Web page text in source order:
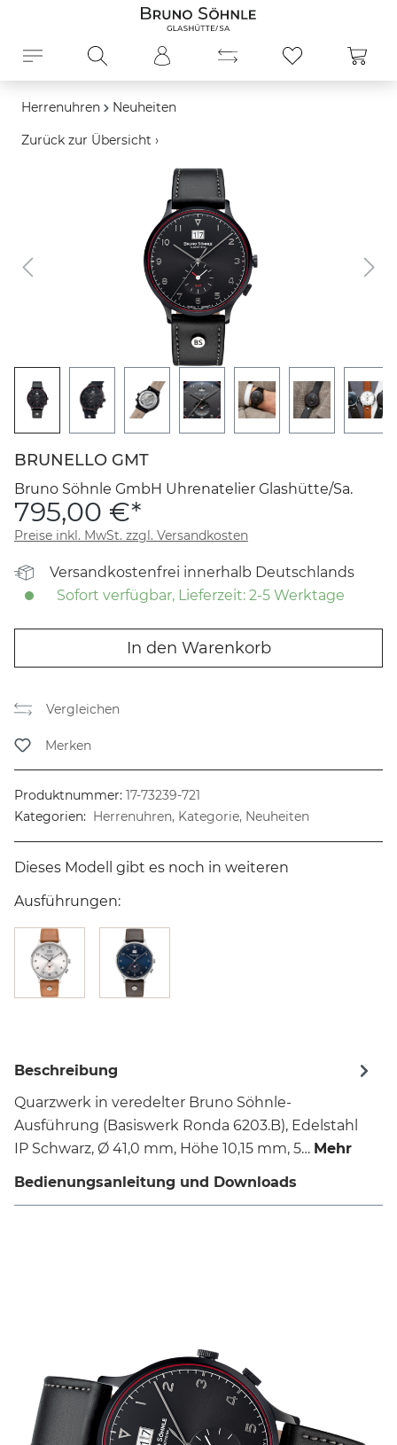
Herrenuhren Neuheiten
Zurück zur Übersicht ›
Bildergalerie überspringen
BRUNELLO GMT
Bruno Söhnle GmbH Uhrenatelier Glashütte/Sa.
795,00 €*
Preise inkl. MwSt. zzgl. Versandkosten
Versandkostenfrei innerhalb Deutschlands
Sofort verfügbar, Lieferzeit: 2-5 Werktage
In den Warenkorb
Vergleichen
Merken
Produktnummer: 17-73239-721
Kategorien: Herrenuhren, Kategorie, Neuheiten
Dieses Modell gibt es noch in weiteren
Ausführungen:
Beschreibung
Quarzwerk in veredelter Bruno Söhnle-
Ausführung (Basiswerk Ronda 6203.B), Edelstahl
IP Schwarz, Ø 41,0 mm, Höhe 10,15 mm, 5… Mehr
Bedienungsanleitung und Downloads